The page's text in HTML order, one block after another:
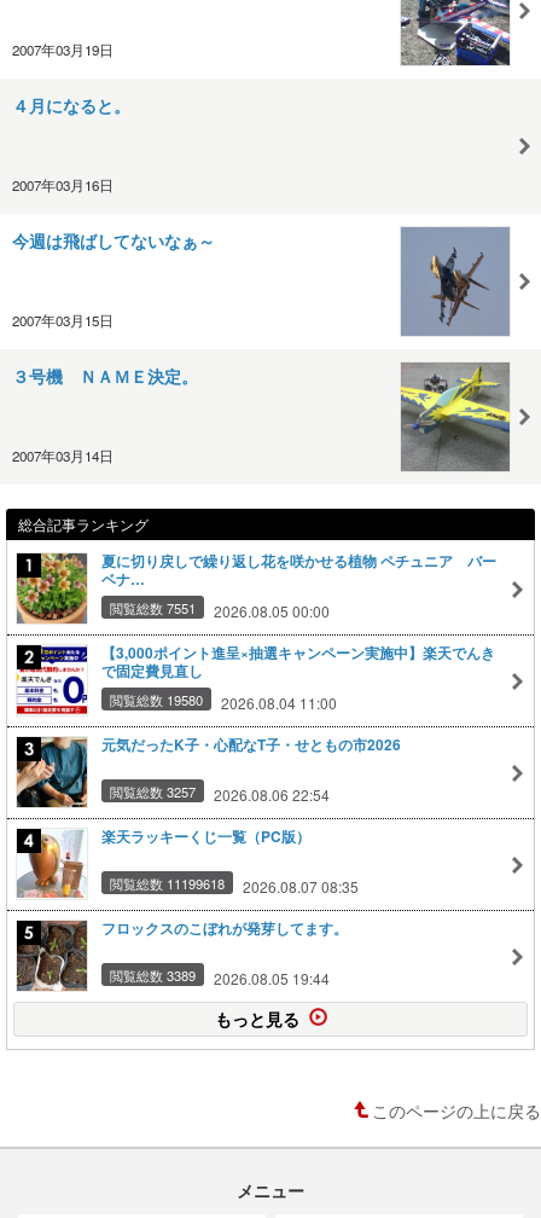
2007年03月19日
４月になると。
2007年03月16日
今週は飛ばしてないなぁ～
2007年03月15日
３号機 ＮＡＭＥ決定。
2007年03月14日
総合記事ランキング
夏に切り戻しで繰り返し花を咲かせる植物 ペチュニア バー
ベナ…
閲覧総数 7551 2026.08.05 00:00
【3,000ポイント進呈×抽選キャンペーン実施中】楽天でんき
で固定費見直し
閲覧総数 19580 2026.08.04 11:00
元気だったK子・心配なT子・せともの市2026
閲覧総数 3257 2026.08.06 22:54
楽天ラッキーくじ一覧（PC版）
閲覧総数 11199618 2026.08.07 08:35
フロックスのこぼれが発芽してます。
閲覧総数 3389 2026.08.05 19:44
もっと見る
このページの上に戻る
メニュー